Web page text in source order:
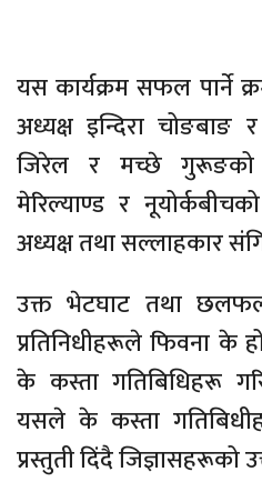
यस कार्यक्रम सफल पार्ने
अध्यक्ष इन्दिरा चोङबाङ
जिरेल र मच्छे गुरूङको
मेरिल्याण्ड र
अध्यक्ष तथा सल्लाहकार
उक्त भेटघाट तथा छलफल
प्रतिनिधीहरूले फिवना के
के कस्ता गतिबिधिहरू
यसले के कस्ता
प्रस्तुती दिंदै जिज्ञासहरूको